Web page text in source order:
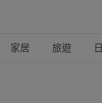
家居 旅遊